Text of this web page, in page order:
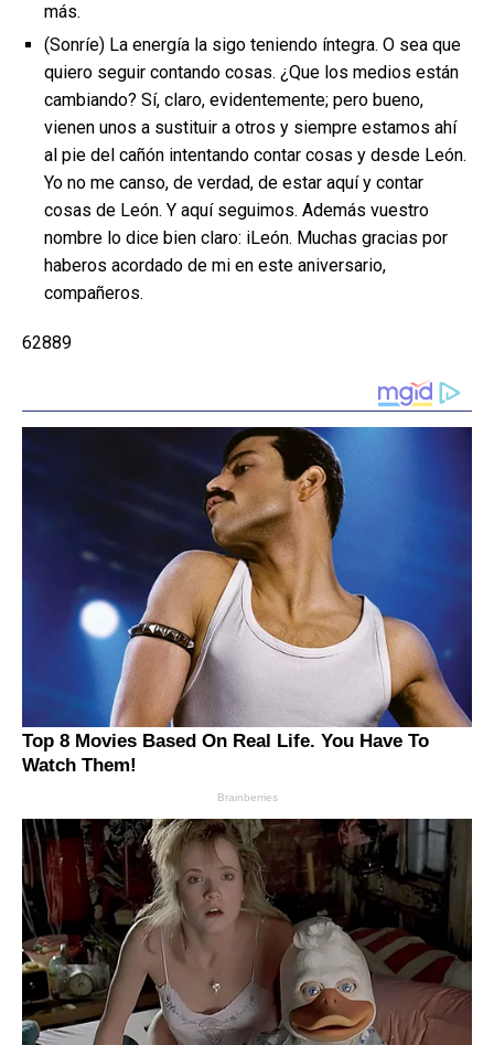
más.
(Sonríe) La energía la sigo teniendo íntegra. O sea que
quiero seguir contando cosas. ¿Que los medios están
cambiando? Sí, claro, evidentemente; pero bueno,
vienen unos a sustituir a otros y siempre estamos ahí
al pie del cañón intentando contar cosas y desde León.
Yo no me canso, de verdad, de estar aquí y contar
cosas de León. Y aquí seguimos. Además vuestro
nombre lo dice bien claro: iLeón. Muchas gracias por
haberos acordado de mi en este aniversario,
compañeros.
62889